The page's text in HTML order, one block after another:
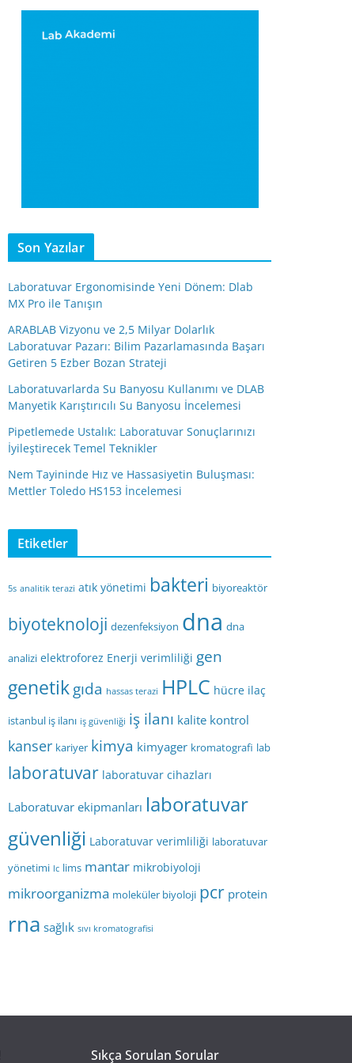
Son Yazılar
Laboratuvar Ergonomisinde Yeni Dönem: Dlab
MX Pro ile Tanışın
ARABLAB Vizyonu ve 2,5 Milyar Dolarlık
Laboratuvar Pazarı: Bilim Pazarlamasında Başarı
Getiren 5 Ezber Bozan Strateji
Laboratuvarlarda Su Banyosu Kullanımı ve DLAB
Manyetik Karıştırıcılı Su Banyosu İncelemesi
Pipetlemede Ustalık: Laboratuvar Sonuçlarınızı
İyileştirecek Temel Teknikler
Nem Tayininde Hız ve Hassasiyetin Buluşması:
Mettler Toledo HS153 İncelemesi
Etiketler
5s analitik terazi atık yönetimi bakteri biyoreaktör
biyoteknoloji dezenfeksiyon dna dna
analizi elektroforez Enerji verimliliği gen
genetikgıda hassas terazi HPLC hücre ilaç
istanbul iş ilanı iş güvenliği iş ilanı kalite kontrol
kanser kariyer kimya kimyager kromatografi lab
laboratuvar laboratuvar cihazları
Laboratuvar ekipmanları laboratuvar
güvenliği Laboratuvar verimliliği laboratuvar
yönetimi lc lims mantar mikrobiyoloji
mikroorganizma moleküler biyoloji pcr protein
rna sağlık sıvı kromatografisi
Sıkça Sorulan Sorular